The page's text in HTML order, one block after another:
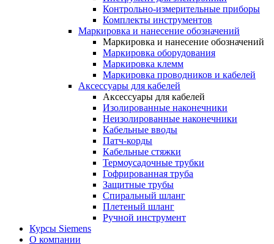
Контрольно-измерительные приборы
Комплекты инструментов
Маркировка и нанесение обозначений
Маркировка и нанесение обозначений
Маркировка оборудования
Маркировка клемм
Маркировка проводников и кабелей
Аксессуары для кабелей
Аксессуары для кабелей
Изолированные наконечники
Неизолированные наконечники
Кабельные вводы
Патч-корды
Кабельные стяжки
Термоусадочные трубки
Гофрированная труба
Защитные трубы
Спиральный шланг
Плетеный шланг
Ручной инструмент
Курсы Siemens
О компании